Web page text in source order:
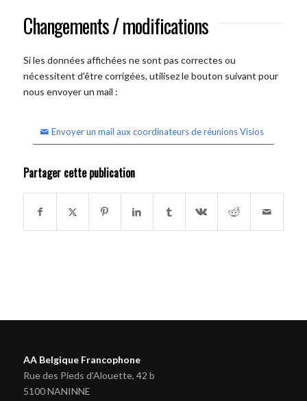
Changements / modifications
Si les données affichées ne sont pas correctes ou
nécessitent d'être corrigées, utilisez le bouton suivant pour
nous envoyer un mail :
Envoyer un mail aux coordinateurs de réunions Visios
Partager cette publication
AA Belgique Francophone
Rue des Pieds d'Alouette, 42 b
5100 NANINNE